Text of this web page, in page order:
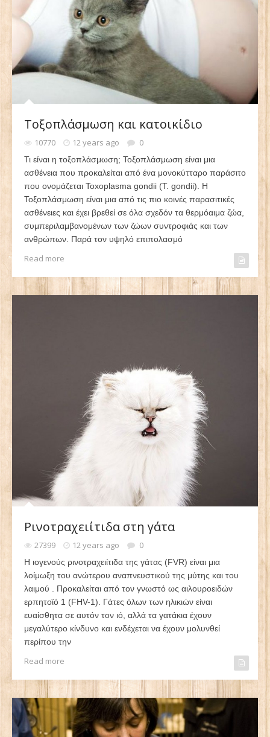
Τοξοπλάσμωση και κατοικίδιο
10770 12 years ago 0
Τι είναι η τοξοπλάσμωση; Τοξοπλάσμωση είναι μια
ασθένεια που προκαλείται από ένα μονοκύτταρο παράσιτο
που ονομάζεται Toxoplasma gondii (Τ. gondii). Η
Τοξοπλάσμωση είναι μια από τις πιο κοινές παρασιτικές
ασθένειες και έχει βρεθεί σε όλα σχεδόν τα θερμόαιμα ζώα,
συμπεριλαμβανομένων των ζώων συντροφιάς και των
ανθρώπων. Παρά τον υψηλό επιπολασμό
Read more
Ρινοτραχειίτιδα στη γάτα
27399 12 years ago 0
Η ιογενούς ρινοτραχειίτιδα της γάτας (FVR) είναι μια
λοίμωξη του ανώτερου αναπνευστικού της μύτης και του
λαιμού . Προκαλείται από τον γνωστό ως αιλουροειδών
ερπητοϊό 1 (FHV-1). Γάτες όλων των ηλικιών είναι
ευαίσθητα σε αυτόν τον ιό, αλλά τα γατάκια έχουν
μεγαλύτερο κίνδυνο και ενδέχεται να έχουν μολυνθεί
περίπου την
Read more